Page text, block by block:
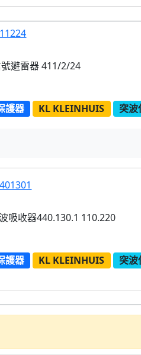
避雷器 411/2/24
護器 KL KLEINHUIS 突波
吸收器440.130.1 110.220
護器 KL KLEINHUIS 突波